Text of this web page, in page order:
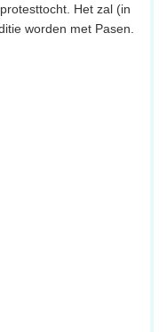
Het zal (in
worden met Pasen.